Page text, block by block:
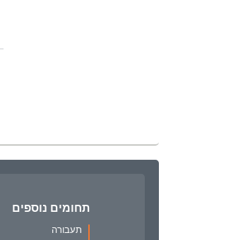
תחומים נוספים
תעבורה